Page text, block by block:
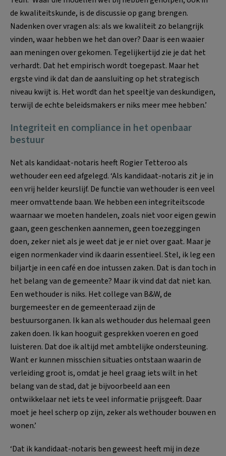
de kwaliteitskunde, is de discussie op gang brengen.
Nadenken over vragen als: als we kwaliteit zo belangrijk
vinden, waar hebben we het dan over? Daar is een waaier
aan meningen over gekomen. Tegelijkertijd zie je dat het
verhardt. Dat het empirisch wordt toegepast. Maar het
ergste vind ik dat dan de aansluiting op het strategisch
niveau kwijt is. Het wordt dan het speeltje van deskundigen,
terwijl de echte beleidsmakers er niks meer mee hebben.’
Integriteit en compliance in het openbaar
bestuur
Net als kandidaat-notaris heeft Rogier Tetteroo als
wethouder een eed afgelegd. ‘Als kandidaat-notaris zit je in
een vrij helder keurslijf. De functie van wethouder is een veel
meer omvattende baan. We hebben een integriteitscode
waarnaar we moeten handelen, zoals niet voor eigen gewin
gaan, geen geschenken aannemen, geen toezeggingen
doen, zeker niet als je weet dat je er niet over gaat. Maar je
eigen normenkader vind ik daarin essentieel. Stel, ik leg een
biljartje in een café en doe intussen zaken. Dat is dan toch in
het belang van de gemeente? Maar ik vind dat dat niet kan.
Een wethouder is niks. Het college van B&W, de
burgemeester en de gemeenteraad zijn de
bestuursorganen. Ik kan als wethouder dus helemaal geen
zaken doen. Ik kan hooguit gesprekken voeren en goed
luisteren. Dat doe ik altijd met ambtelijke ondersteuning.
Want er kunnen misschien situaties ontstaan waarin de
verleiding groot is, omdat je heel graag iets wilt in het
belang van de stad, dat je bijvoorbeeld aan een
ontwikkelaar net iets te veel informatie prijsgeeft. Daar
moet je heel scherp op zijn, zeker als wethouder bouwen en
wonen.’
‘Dat ik kandidaat-notaris ben geweest heeft mij in deze